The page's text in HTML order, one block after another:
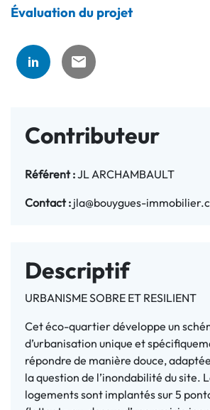
Évaluation du projet
Contributeur
Référent :JL ARCHAMBAULT
Contact : jla@bouygues-
Descriptif
URBANISME SOBRE ET RESILIENT
Cet éco-quartier développe un
d’urbanisation unique et
répondre de manière douce,
la question de l’inondabilité du site.
logements sont implantés sur 5